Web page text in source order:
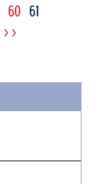
60 61
>>